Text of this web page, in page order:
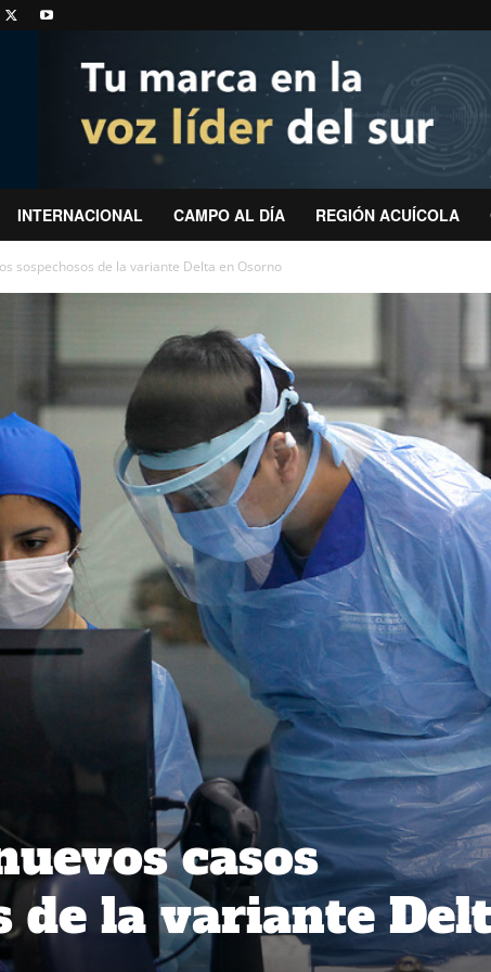
INTERNACIONAL CAMPO AL DÍA REGIÓN ACUÍCOLA
sospechosos de la variante Delta en Osorno
casos
de la variante